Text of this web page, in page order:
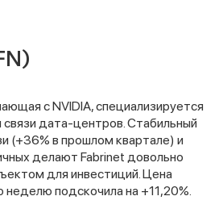
с NVIDIA, специализируется
дата-центров. Стабильный
(+36% в прошлом квартале) и
делают Fabrinet довольно
для инвестиций. Цена
неделю подскочила на +11,20%.